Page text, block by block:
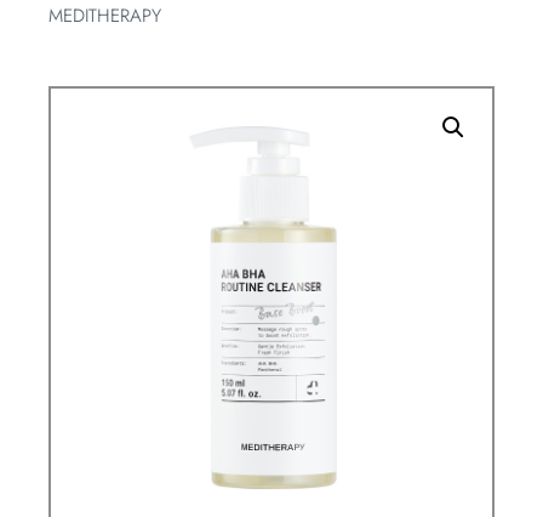
MEDITHERAPY